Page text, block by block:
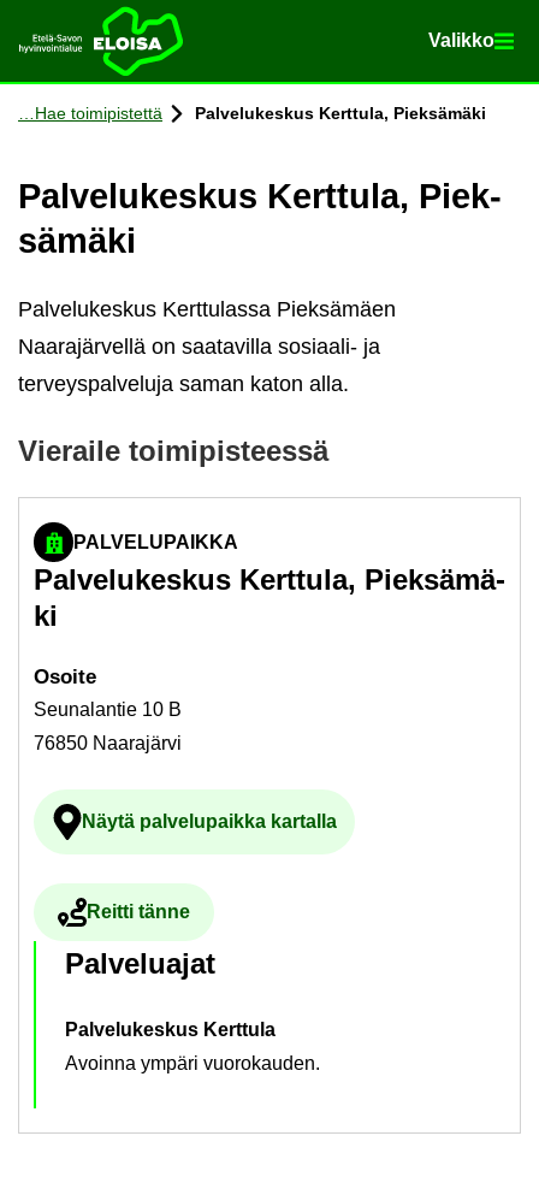
Etusi­vu Va­lik­ko
Va­lik­ko
Siir­ry si­säl­töön
Hae toi­mi­pis­tet­tä Pal­ve­lu­kes­kus Kert­tu­la, Piek­sä­mä­ki
Pal­ve­lu­kes­kus Kert­tu­la, Piek­
sä­mä­ki
Palvelukeskus Kerttulassa Pieksämäen
Naarajärvellä on saatavilla sosiaali- ja
terveyspalveluja saman katon alla.
Vie­rai­le toi­mi­pis­tees­sä
PALVELUPAIKKA
Pal­ve­lu­kes­kus Kert­tu­la, Piek­sä­mä­
ki
Osoi­te
Seunalantie 10 B
76850 Naarajärvi
Ul­koi­nen pal­ve­lu avau­tuu uu­del­le
Näytä pal­ve­lu­paik­ka kar­tal­la
Ul­koi­nen pal­ve­lu avau­tuu uu­del­le vä­li­leh­del­le
Reit­ti tänne
Pal­ve­lua­jat
Palvelukeskus Kerttula
Avoinna ympäri vuorokauden.